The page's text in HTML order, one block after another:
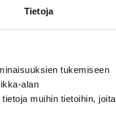
Tietoja
tukemiseen
alan
muihin tietoihin, joita